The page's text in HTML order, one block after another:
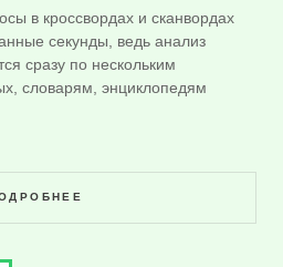
в кроссвордах и сканвордах
секунды, ведь анализ
сразу по нескольким
словарям, энциклопедям